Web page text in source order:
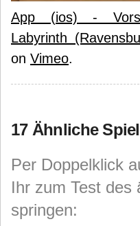
App (ios) -
Labyrinth
on Vimeo.
17 Ähnliche
Per Doppelklick
Ihr zum Test des
springen: